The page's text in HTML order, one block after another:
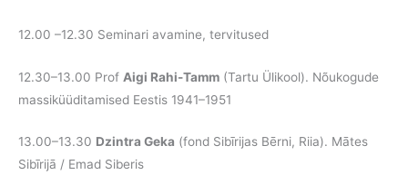
12.00 –12.30 Seminari avamine, tervitused
12.30–13.00 Prof Aigi Rahi-Tamm (Tartu Ülikool). Nõukogude
massiküüditamised Eestis 1941–1951
13.00–13.30 Dzintra Geka (fond Sibīrijas Bērni, Riia). Mātes
Sibīrijā / Emad Siberis